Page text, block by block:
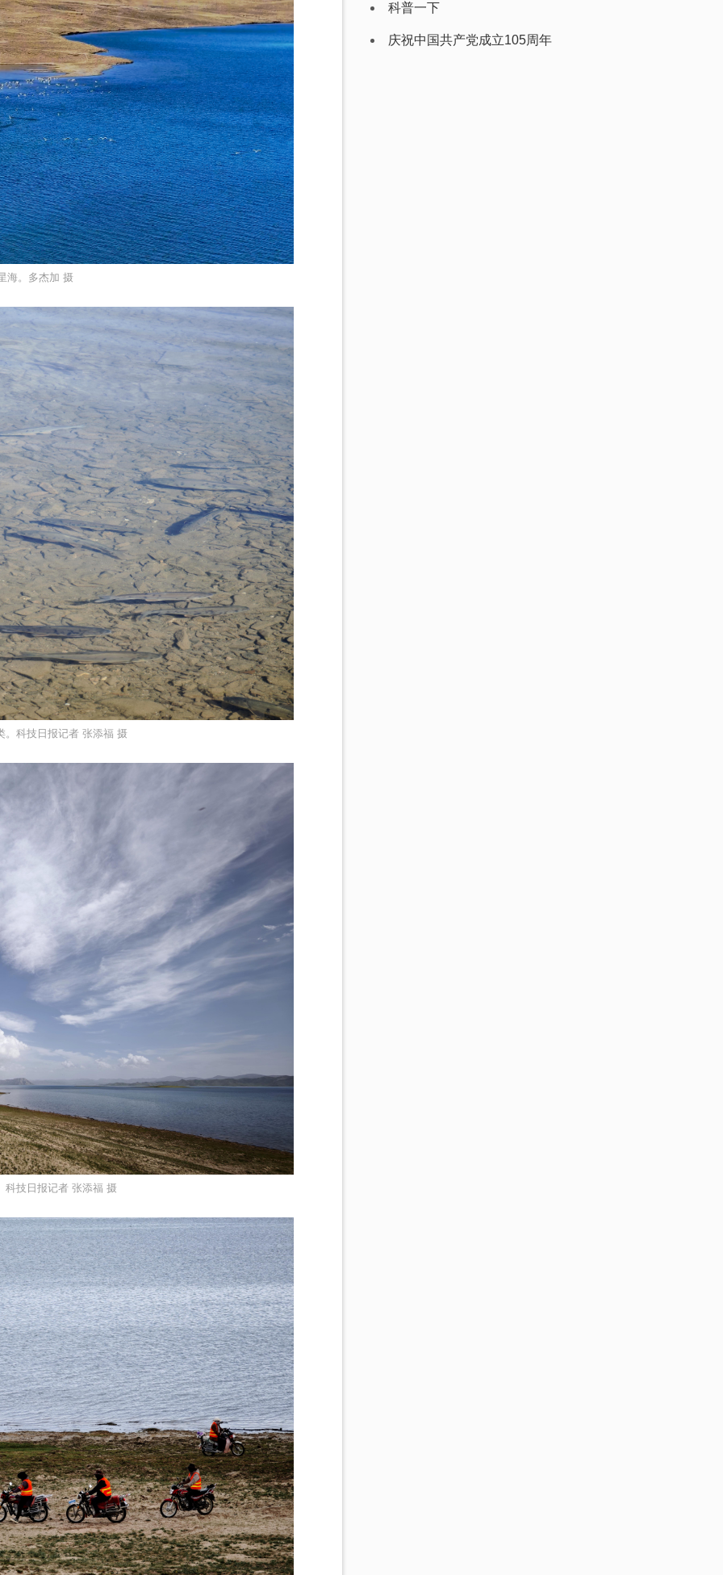
海。多杰加 摄
。科技日报记者 张添福 摄
科技日报记者 张添福 摄
科普一下
庆祝中国共产党成立105周年